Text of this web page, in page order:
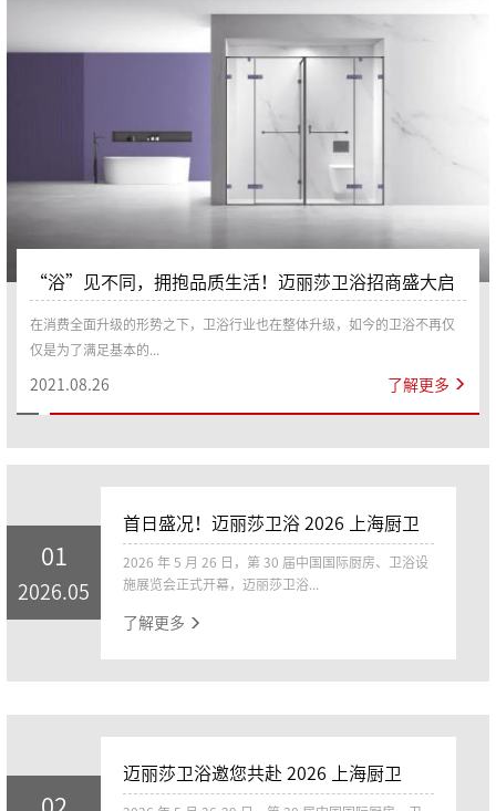
“浴”见不同，拥抱品质生活！迈丽莎卫浴招商盛大启
幕
在消费全面升级的形势之下，卫浴行业也在整体升级，如今的卫浴不再仅
仅是为了满足基本的...
2021.08.26 了解更多
01
2026.05
首日盛况！迈丽莎卫浴 2026 上海厨卫
展人气爆棚
2026 年 5 月 26 日，第 30 届中国国际厨房、卫浴设
施展览会正式开幕，迈丽莎卫浴...
了解更多
迈丽莎卫浴邀您共赴 2026 上海厨卫
展，E6B01 展位不见不散